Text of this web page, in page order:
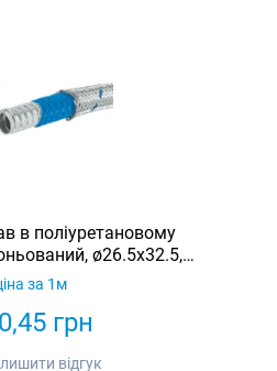
в поліуретановому
ø26.5x32.5,
IP67
грн
за 1м
відгук